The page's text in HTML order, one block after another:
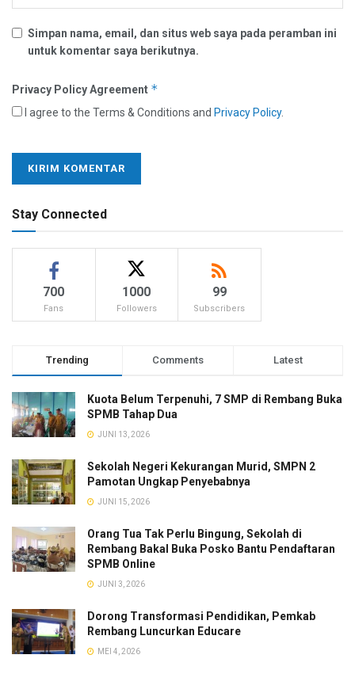
Simpan nama, email, dan situs web saya pada peramban ini
untuk komentar saya berikutnya.
Privacy Policy Agreement *
I agree to the Terms & Conditions and Privacy Policy.
Stay Connected
700
Fans
1000
Followers
99
Subscribers
Trending Comments Latest
Kuota Belum Terpenuhi, 7 SMP di Rembang Buka
SPMB Tahap Dua
JUNI 13, 2026
Sekolah Negeri Kekurangan Murid, SMPN 2
Pamotan Ungkap Penyebabnya
JUNI 15, 2026
Orang Tua Tak Perlu Bingung, Sekolah di
Rembang Bakal Buka Posko Bantu Pendaftaran
SPMB Online
JUNI 3, 2026
Dorong Transformasi Pendidikan, Pemkab
Rembang Luncurkan Educare
MEI 4, 2026